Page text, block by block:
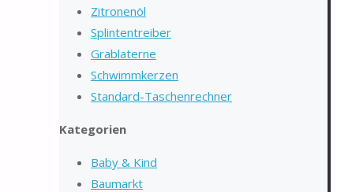
Zitronenöl
Splintentreiber
Grablaterne
Schwimmkerzen
Standard-Taschenrechner
Kategorien
Baby & Kind
Baumarkt